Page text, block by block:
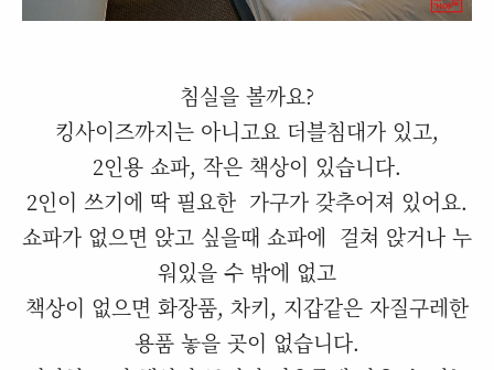
침실을 볼까요?
킹사이즈까지는 아니고요 더블침대가 있고,
2인용 쇼파, 작은 책상이 있습니다.
2인이 쓰기에 딱 필요한 가구가 갖추어져 있어요.
쇼파가 없으면 앉고 싶을때 쇼파에 걸쳐 앉거나 누
워있을 수 밖에 없고
책상이 없으면 화장품, 차키, 지갑같은 자질구레한
용품 놓을 곳이 없습니다.